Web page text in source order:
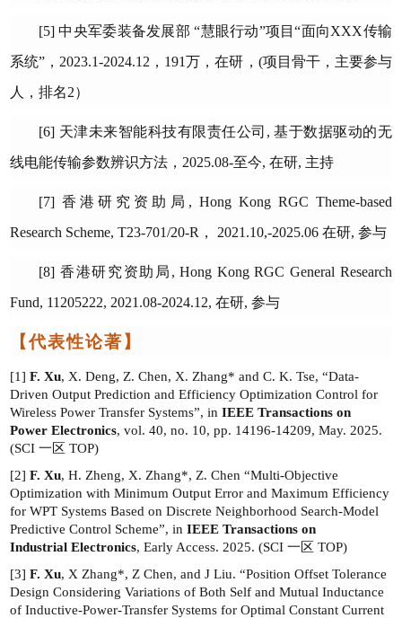
[5]中央军委装备发展部 “慧眼行动”项目“面向XXX传输
系统”， 2023.1-2024.12 ， 191万，在研， (项目骨干，主要参与
人，排名2）
[6] 天津未来智能科技有限责任公司 ,基于数据驱动的无
线电能传输参数辨识方法， 2025.08-至今,在研, 主持
[7]香港研究资助局 , Hong Kong RGC Theme-based
Research Scheme, T23-701/20-R ， 2021.10,-2025.06在研,参与
[8] 香港研究资助局 , Hong Kong RGC General Research
Fund, 11205222, 2021.08-2024.12,在研,参与
【代表性论著】
[1]F. Xu, X. Deng, Z. Chen, X. Zhang* and C. K. Tse,“Data-
Driven Output Prediction and Efficiency Optimization Control for
Wireless Power Transfer Systems”, inIEEE Transactions on
Power Electronics, vol. 40, no. 10, pp. 14196-14209, May. 2025.
(SCI一区TOP)
[2]F. Xu, H. Zheng, X. Zhang*, Z. Chen “Multi-Objective
Optimization with Minimum Output Error and Maximum Efficiency
for WPT Systems Based on Discrete Neighborhood Search-Model
Predictive Control Scheme”, inIEEE Transactions on
Industrial Electronics, Early Access. 2025. (SCI一区TOP)
[3] F. Xu, X Zhang*, Z Chen, and J Liu. “Position Offset Tolerance
Design Considering Variations of Both Self and Mutual Inductance
of Inductive-Power-Transfer Systems for Optimal Constant Current